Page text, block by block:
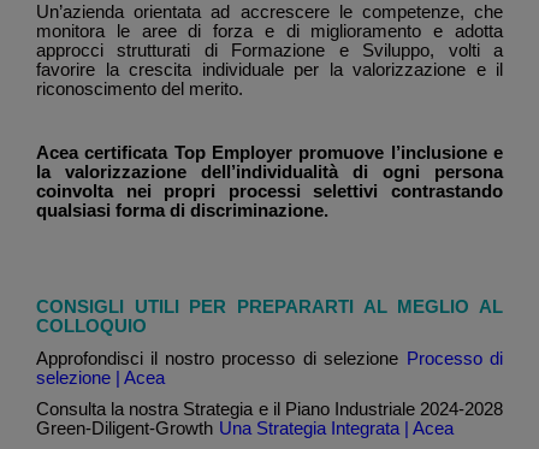
Un’azienda orientata ad accrescere le competenze, che
monitora le aree di forza e di miglioramento e adotta
approcci strutturati di Formazione e Sviluppo, volti a
favorire la crescita individuale per la valorizzazione e il
riconoscimento del merito.
Acea certificata Top Employer promuove l’inclusione e
la valorizzazione dell’individualità di ogni persona
coinvolta nei propri processi selettivi contrastando
qualsiasi forma di discriminazione.
CONSIGLI UTILI PER PREPARARTI AL MEGLIO AL
COLLOQUIO
Approfondisci il nostro processo di selezione Processo di
selezione | Acea
Consulta la nostra Strategia e il Piano Industriale 2024-2028
Green-Diligent-Growth Una Strategia Integrata | Acea